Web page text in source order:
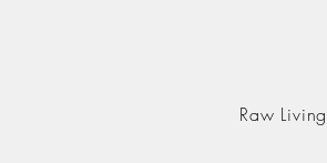
Raw